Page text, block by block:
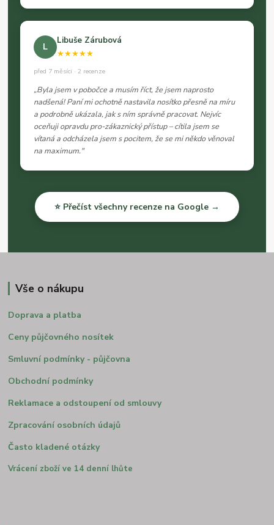
L
Libuše Zárubová
★★★★★
před 7 měsíci · 2 recenze
„Byla jsem v pobočce a musím říct, že jsem naprosto
nadšená! Paní mi ochotně nastavila nosítko přesně na míru
a podrobně ukázala, jak s ním správně pracovat. Nejvíc
oceňuji opravdu pro-zákaznický přístup – cítila jsem se
vítaná a odcházela jsem s pocitem, že se mi někdo věnoval
na maximum."
⭐ Přečíst všechny recenze na Google →
Vše o nákupu
Doprava a platba
Ceny půjčovného nosítek
Smluvní podmínky - půjčovna
Obchodní podmínky
Reklamace a odstoupení od smlouvy
Zpracování osobních údajů
Často kladené otázky
Vrácení zboží ve 14 denní lhůte